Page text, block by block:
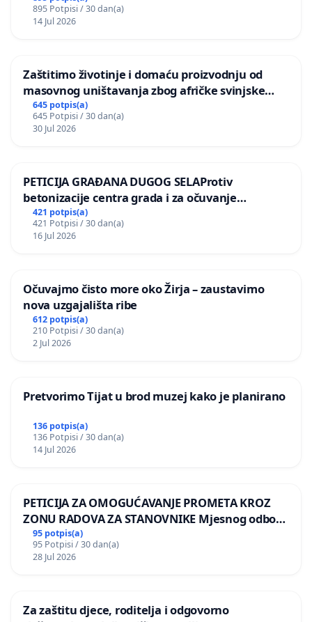
895 Potpisi / 30 dan(a)
14 Jul 2026
Zaštitimo životinje i domaću proizvodnju od
masovnog uništavanja zbog afričke svinjske
kuge
645 potpis(a)
645 Potpisi / 30 dan(a)
30 Jul 2026
PETICIJA GRAĐANA DUGOG SELAProtiv
betonizacije centra grada i za očuvanje
postojećih zelenih površina i odraslih stabala pri
donošenju izmjena urbanističkog plana
421 potpis(a)
421 Potpisi / 30 dan(a)
16 Jul 2026
Očuvajmo čisto more oko Žirja – zaustavimo
nova uzgajališta ribe
612 potpis(a)
210 Potpisi / 30 dan(a)
2 Jul 2026
Pretvorimo Tijat u brod muzej kako je planirano
136 potpis(a)
136 Potpisi / 30 dan(a)
14 Jul 2026
PETICIJA ZA OMOGUĆAVANJE PROMETA KROZ
ZONU RADOVA ZA STANOVNIKE Mjesnog odbora
Kamensko i Lemić Brdo
95 potpis(a)
95 Potpisi / 30 dan(a)
28 Jul 2026
Za zaštitu djece, roditelja i odgovorno